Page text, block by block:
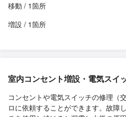
移動 / 1箇所
増設 / 1箇所
室内コンセント増設・電気スイ
コンセントや電気スイッチの修理（
ロに依頼することができます。故障